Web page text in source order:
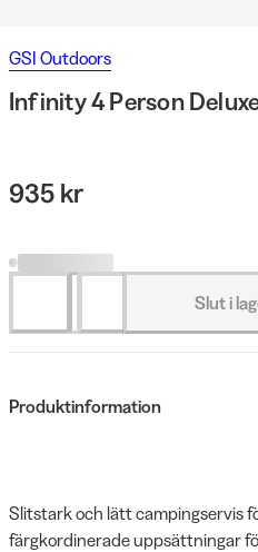
GSI Outdoors
Infinity 4 Person
935 kr
Slut i
Produktinformation
Slitstark och lätt campingservis
färgkordinerade uppsättningar